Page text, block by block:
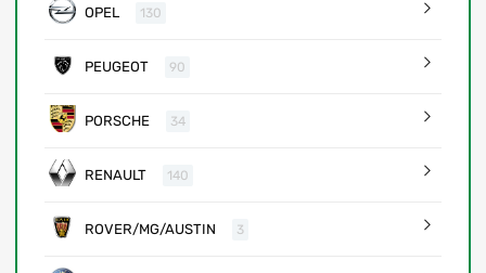
OPEL 130
PEUGEOT 90
PORSCHE 34
RENAULT 140
ROVER/MG/AUSTIN 3